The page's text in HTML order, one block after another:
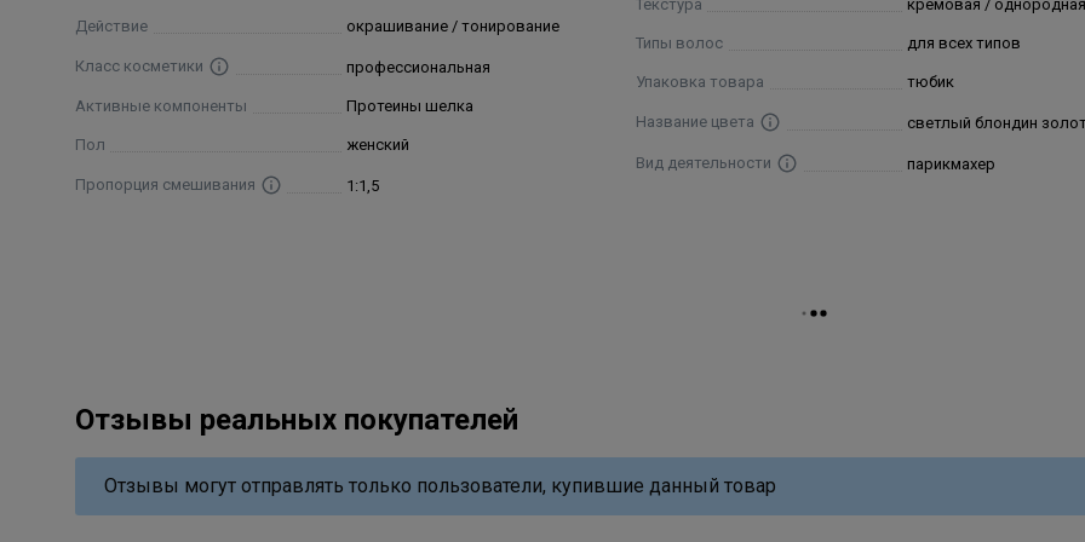
Действие окрашивание / тонирование
Класс косметики профессиональная
Активные компоненты Протеины шелка
Пол женский
Пропорция смешивания 1:1,5
Текстура кремовая / однородная
Типы волос для всех типов
Упаковка товара тюбик
Название цвета светлый блондин
Вид деятельности парикмахер
Отзывы реальных покупателей
Отзывы могут отправлять только пользователи, купившие данный товар